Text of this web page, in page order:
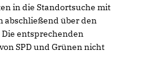
in die Standortsuche mit
abschließend über den
entsprechenden
SPD und Grünen nicht